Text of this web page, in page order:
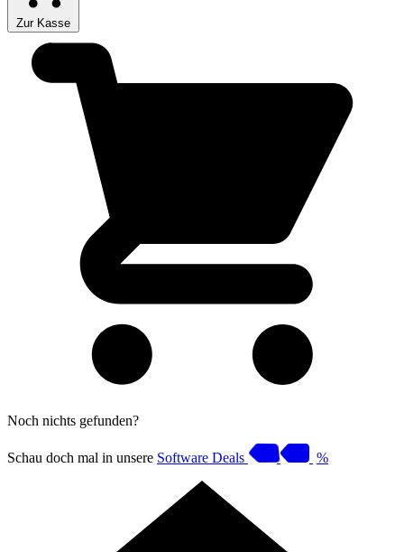
Zur Kasse
Noch nichts gefunden?
Schau doch mal in unsere Software Deals %